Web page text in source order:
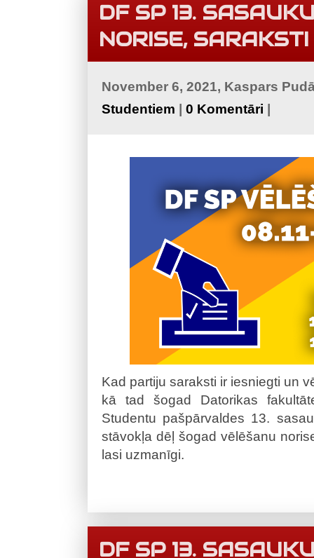
DF SP 13.
NORISE,
November 6, 2021, Kaspars
Studentiem
0 Komentāri
Kad partiju saraksti ir iesniegti un
kā tad šogad Datorikas
Studentu pašpārvaldes 13.
stāvokļa dēļ šogad vēlēšanu
lasi uzmanīgi.
DF SP 13.